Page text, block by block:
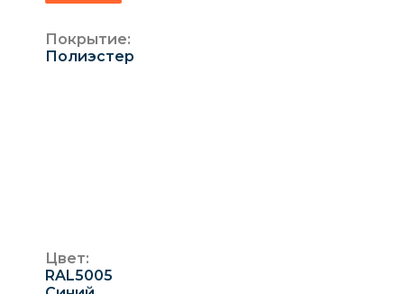
Покрытие:
Полиэстер
Цвет:
RAL5005